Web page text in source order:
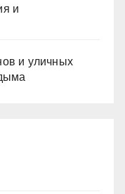
и
и уличных